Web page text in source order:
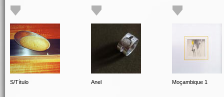
S/Título Anel Moçambique 1